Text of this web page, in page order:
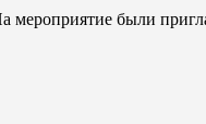
мероприятие были